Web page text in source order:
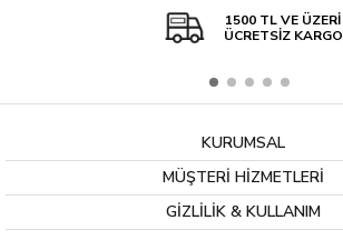
1500 TL VE ÜZERİ
ÜCRETSİZ KARGO
KURUMSAL
MÜŞTERİ HİZMETLERİ
GİZLİLİK & KULLANIM